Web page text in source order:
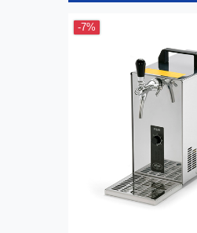
-7%